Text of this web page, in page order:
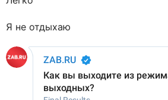
Я не отдыхаю